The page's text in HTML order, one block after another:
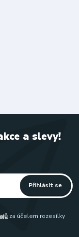
a slevy!
Přihlásit se
za účelem rozesílky